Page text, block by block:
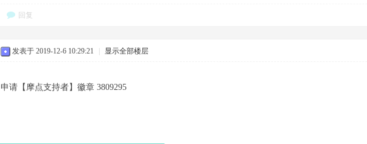
回复
发表于 2019-12-6 10:29:21 显示全部楼层
申请【摩点支持者】徽章 3809295